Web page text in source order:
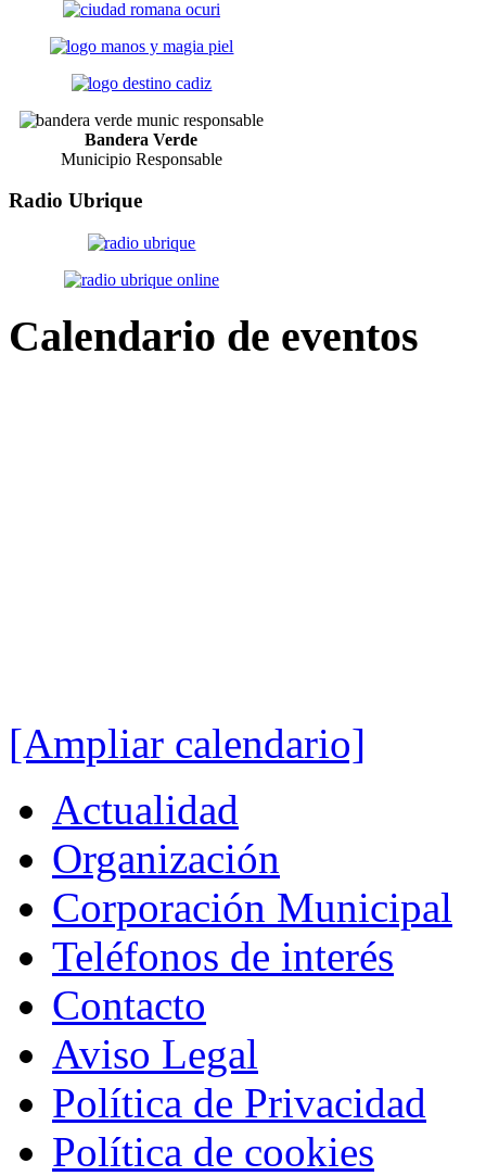
Bandera Verde
Municipio Responsable
Radio Ubrique
Calendario de eventos
[Ampliar calendario]
Actualidad
Organización
Corporación Municipal
Teléfonos de interés
Contacto
Aviso Legal
Política de Privacidad
Política de cookies